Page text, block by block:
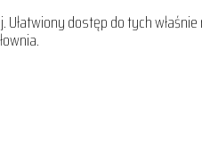
dostęp do tych